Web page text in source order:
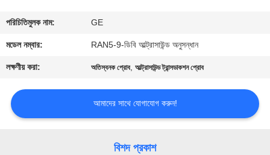
গুণমান
নিয়ন্ত্রণ
আমাদের
সাথে
পরিচিতিমুলক নাম: GE
মডেল নম্বার: RAN5-9-ডিবি আল্ট্রাসাউন্ড অনুসন্ধান
লক্ষণীয় করা: অতিস্বনক প্রোব,আল্ট্রাসাউন্ড ট্রান্সডাকশন প্রোব
আমাদের সাথে যোগাযোগ করুন!
বিশদ প্রকাশ